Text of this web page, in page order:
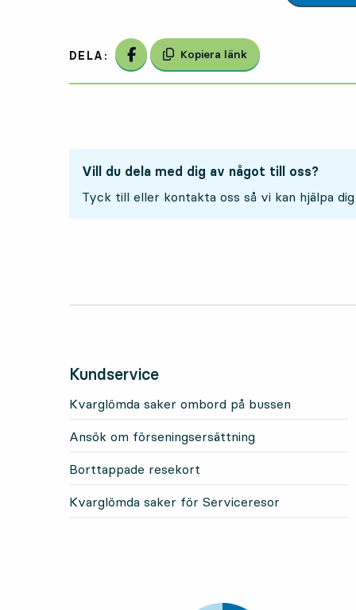
DELA: Dela på Facebook
Kopiera länk
Vill du dela med dig av något till oss?
Tyck till eller kontakta oss så vi kan hjälpa
Kundservice
Kvarglömda saker ombord på bussen
Ansök om förseningsersättning
Borttappade resekort
Kvarglömda saker för Serviceresor